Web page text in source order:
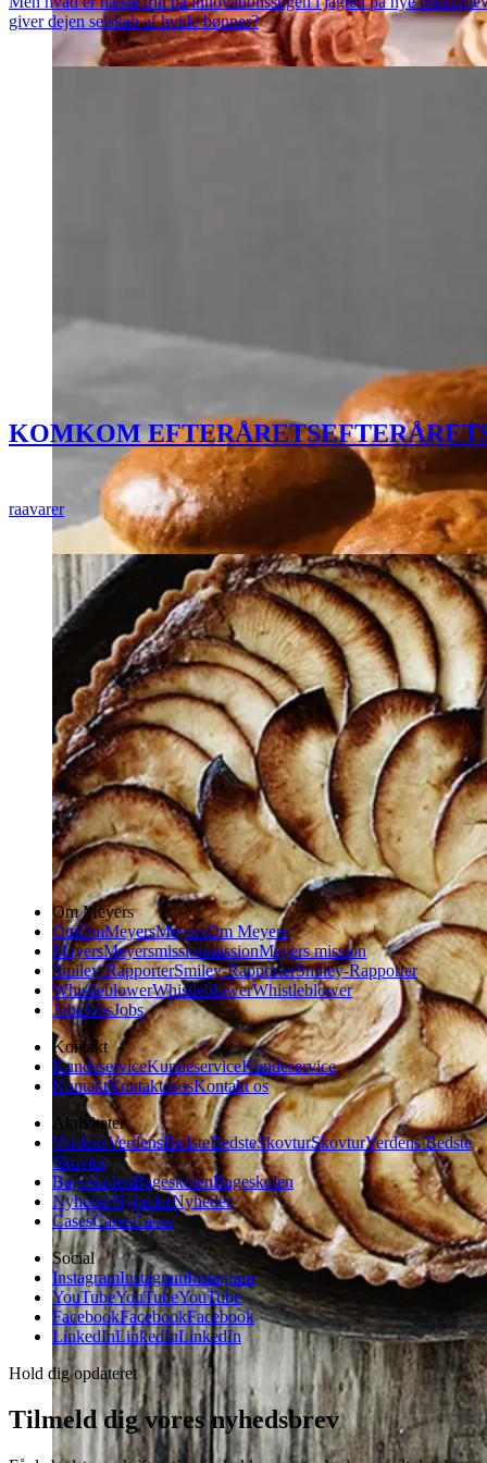
giver dejen selskab af hvide bønner?
KOMKOM EFTERÅRETS
DINE
DINE KAGERKAGER
raavarer
Om Meyers
OmOmMeyersMeyersOm Meyers
MeyersMeyersmissionmissionMeyers mission
Smiley-RapporterSmiley-RapporterSmiley-Rapporter
WhistleblowerWhistleblowerWhistleblower
JobsJobsJobs
Kontakt
KundeserviceKundeserviceKundeservice
KontaktKontaktososKontakt os
Aktiviteter
VerdensVerdensBedsteBedsteSkovturSkovturVerdens Bedste
Skovtur
BageskolenBageskolenBageskolen
NyhederNyhederNyheder
CasesCasesCases
Social
InstagramInstagramInstagram
YouTubeYouTubeYouTube
FacebookFacebookFacebook
LinkedInLinkedInLinkedIn
Hold dig opdateret
Tilmeld dig vores nyhedsbrev